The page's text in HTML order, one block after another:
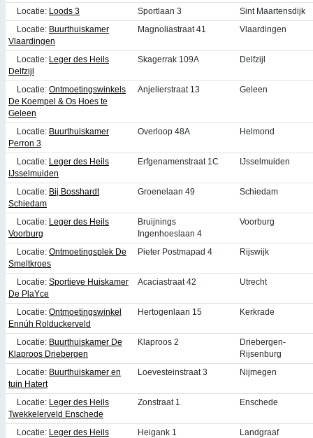
Locatie: Loods 3 Sportlaan 3
Sint Maartensdijk
Locatie: Buurthuiskamer
Vlaardingen
Magnoliastraat 41 Vlaardingen
Locatie: Leger des Heils
Delfzijl
Skagerrak 109A Delfzijl
Locatie: Ontmoetingswinkels
De Koempel & Os Hoes te
Geleen
Anjelierstraat 13 Geleen
Locatie: Buurthuiskamer
Perron 3
Overloop 48A Helmond
Locatie: Leger des Heils
IJsselmuiden
Erfgenamenstraat 1C IJsselmuiden
Locatie: Bij Bosshardt
Schiedam
Groenelaan 49 Schiedam
Locatie: Leger des Heils
Voorburg
Bruijnings
Ingenhoeslaan 4
Voorburg
Locatie: Ontmoetingsplek De
Smeltkroes
Pieter Postmapad 4 Rijswijk
Locatie: Sportieve Huiskamer
De PlaYce
Acaciastraat 42 Utrecht
Locatie: Ontmoetingswinkel
Ennúh Rolduckerveld
Hertogenlaan 15 Kerkrade
Locatie: Buurthuiskamer De
Klaproos Driebergen
Klaproos 2
Driebergen-
Rijsenburg
Locatie: Buurthuiskamer en
tuin Hatert
Loevesteinstraat 3 Nijmegen
Locatie: Leger des Heils
Twekkelerveld Enschede
Zonstraat 1 Enschede
Locatie: Leger des Heils
Heigank 1 Landgraaf